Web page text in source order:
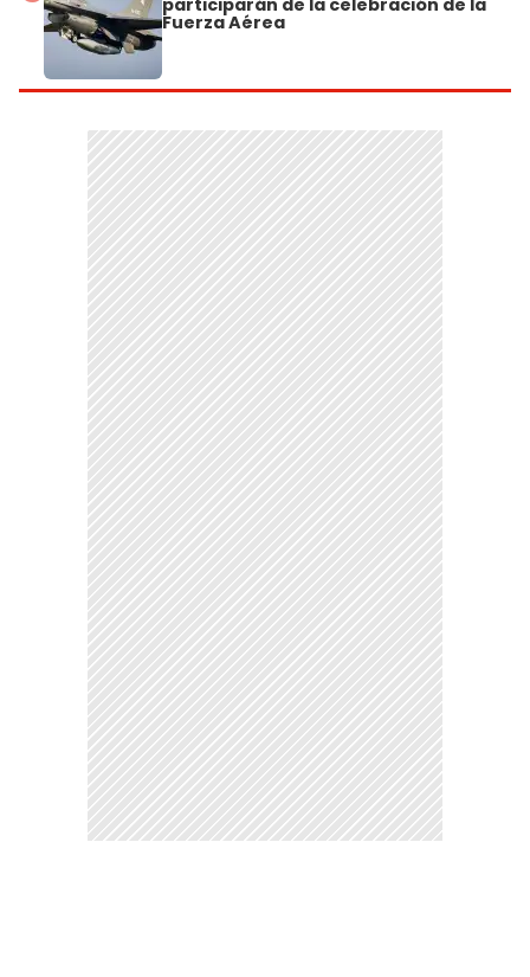
participarán de la celebración de la
Fuerza Aérea